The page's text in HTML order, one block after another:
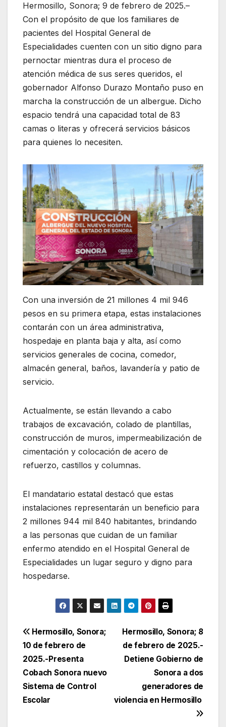
Hermosillo, Sonora; 9 de febrero de 2025.–
Con el propósito de que los familiares de
pacientes del Hospital General de
Especialidades cuenten con un sitio digno para
pernoctar mientras dura el proceso de
atención médica de sus seres queridos, el
gobernador Alfonso Durazo Montaño puso en
marcha la construcción de un albergue. Dicho
espacio tendrá una capacidad total de 83
camas o literas y ofrecerá servicios básicos
para quienes lo necesiten.
Con una inversión de 21 millones 4 mil 946
pesos en su primera etapa, estas instalaciones
contarán con un área administrativa,
hospedaje en planta baja y alta, así como
servicios generales de cocina, comedor,
almacén general, baños, lavandería y patio de
servicio.
Actualmente, se están llevando a cabo
trabajos de excavación, colado de plantillas,
construcción de muros, impermeabilización de
cimentación y colocación de acero de
refuerzo, castillos y columnas.
El mandatario estatal destacó que estas
instalaciones representarán un beneficio para
2 millones 944 mil 840 habitantes, brindando
a las personas que cuidan de un familiar
enfermo atendido en el Hospital General de
Especialidades un lugar seguro y digno para
hospedarse.
Navegación
de
entradas
Hermosillo, Sonora; 8
de febrero de 2025.-
Detiene Gobierno de
Sonora a dos
generadores de
violencia en Hermosillo
Hermosillo, Sonora;
10 de febrero de
2025.-Presenta
Cobach Sonora nuevo
Sistema de Control
Escolar